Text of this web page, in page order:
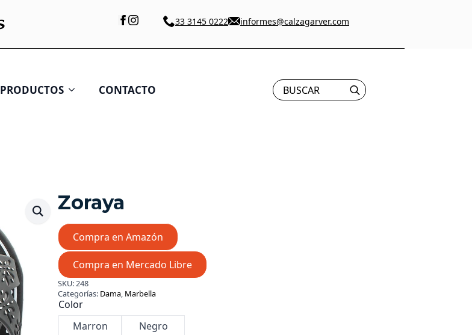
33 3145 0222 informes@calzagarver.com
PRODUCTOS CONTACTO
Search
for:
Zoraya
Compra en Amazón
Compra en Mercado Libre
SKU:248
Categorías: Dama, Marbella
Color
Marron
Negro